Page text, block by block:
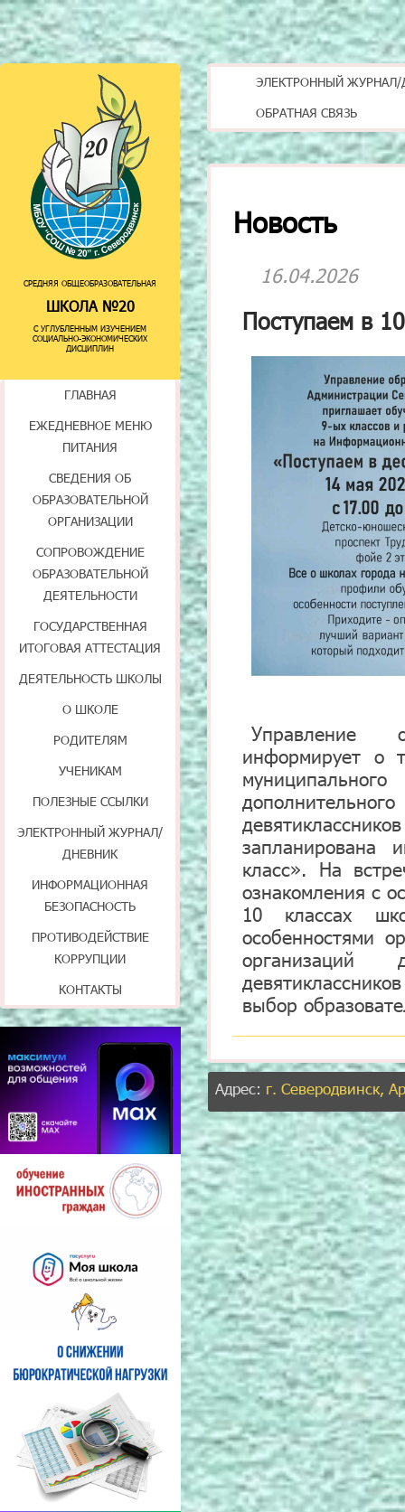
СРЕДНЯЯ ОБЩЕОБРАЗОВАТЕЛЬНАЯ
ШКОЛА №20
С УГЛУБЛЕННЫМ ИЗУЧЕНИЕМ
СОЦИАЛЬНО-ЭКОНОМИЧЕСКИХ
ДИСЦИПЛИН
ГЛАВНАЯ
ЕЖЕДНЕВНОЕ МЕНЮ
ПИТАНИЯ
СВЕДЕНИЯ ОБ
ОБРАЗОВАТЕЛЬНОЙ
ОРГАНИЗАЦИИ
СОПРОВОЖДЕНИЕ
ОБРАЗОВАТЕЛЬНОЙ
ДЕЯТЕЛЬНОСТИ
ГОСУДАРСТВЕННАЯ
ИТОГОВАЯ АТТЕСТАЦИЯ
ДЕЯТЕЛЬНОСТЬ ШКОЛЫ
О ШКОЛЕ
РОДИТЕЛЯМ
УЧЕНИКАМ
ПОЛЕЗНЫЕ ССЫЛКИ
ЭЛЕКТРОННЫЙ ЖУРНАЛ/
ДНЕВНИК
ИНФОРМАЦИОННАЯ
БЕЗОПАСНОСТЬ
ПРОТИВОДЕЙСТВИЕ
КОРРУПЦИИ
КОНТАКТЫ
ЭЛЕКТРОННЫЙ ЖУРНАЛ/
ОБРАТНАЯ СВЯЗЬ
Новость
16.04.2026
Поступаем в
Управление
информирует о
запланирована
класс». На
ознакомления с
10 классах
особенностями
организаций
выбор
Адрес: г. Северодвинск,